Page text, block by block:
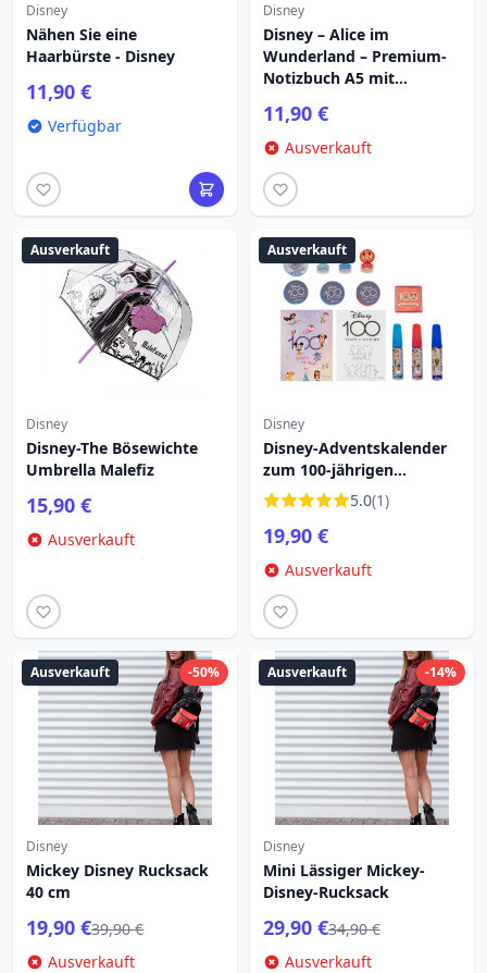
Disney
Nähen Sie eine
Haarbürste - Disney
11,90 €
Verfügbar
Disney
Disney – Alice im
Wunderland – Premium-
Notizbuch A5 mit
11,90 €
Ausverkauft
Ausverkauft
Disney
Disney-The Bösewichte
Umbrella Malefiz
15,90 €
Ausverkauft
Ausverkauft
Disney
Disney-Adventskalender
zum 100-jährigen
Jubiläum
5.0(1)
19,90 €
Ausverkauft
-50%
Ausverkauft
Disney
Mickey Disney Rucksack
40 cm
19,90 €39,90 €
Ausverkauft
-14%
Ausverkauft
Disney
Mini Lässiger Mickey-
Disney-Rucksack
29,90 €34,90 €
Ausverkauft